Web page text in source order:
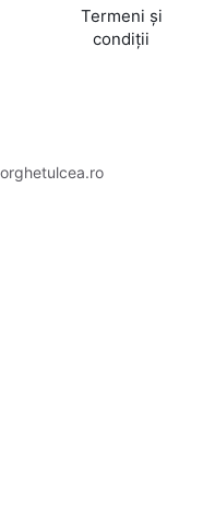
Termeni și
condiții